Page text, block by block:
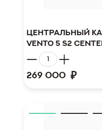
Центральный
Vento 5 S2
269 000 ₽